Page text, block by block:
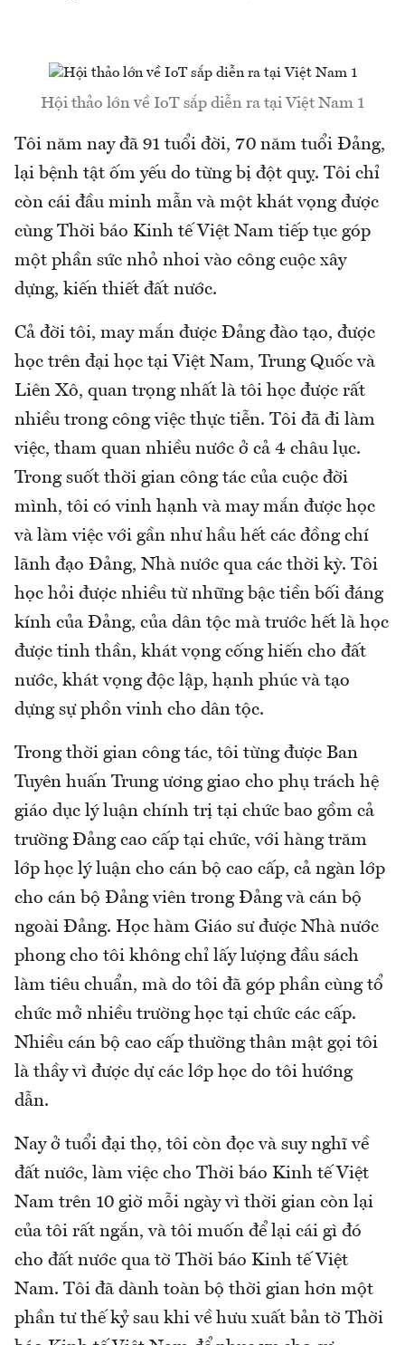
Hội thảo lớn về IoT sắp diễn ra tại Việt Nam 1
Tôi năm nay đã 91 tuổi đời, 70 năm tuổi Đảng,
lại bệnh tật ốm yếu do từng bị đột quỵ. Tôi chỉ
còn cái đầu minh mẫn và một khát vọng được
cùng Thời báo Kinh tế Việt Nam tiếp tục góp
một phần sức nhỏ nhoi vào công cuộc xây
dựng, kiến thiết đất nước.
Cả đời tôi, may mắn được Đảng đào tạo, được
học trên đại học tại Việt Nam, Trung Quốc và
Liên Xô, quan trọng nhất là tôi học được rất
nhiều trong công việc thực tiễn. Tôi đã đi làm
việc, tham quan nhiều nước ở cả 4 châu lục.
Trong suốt thời gian công tác của cuộc đời
mình, tôi có vinh hạnh và may mắn được học
và làm việc với gần như hầu hết các đồng chí
lãnh đạo Đảng, Nhà nước qua các thời kỳ. Tôi
học hỏi được nhiều từ những bậc tiền bối đáng
kính của Đảng, của dân tộc mà trước hết là học
được tinh thần, khát vọng cống hiến cho đất
nước, khát vọng độc lập, hạnh phúc và tạo
dựng sự phồn vinh cho dân tộc.
Trong thời gian công tác, tôi từng được Ban
Tuyên huấn Trung ương giao cho phụ trách hệ
giáo dục lý luận chính trị tại chức bao gồm cả
trường Đảng cao cấp tại chức, với hàng trăm
lớp học lý luận cho cán bộ cao cấp, cả ngàn lớp
cho cán bộ Đảng viên trong Đảng và cán bộ
ngoài Đảng. Học hàm Giáo sư được Nhà nước
phong cho tôi không chỉ lấy lượng đầu sách
làm tiêu chuẩn, mà do tôi đã góp phần cùng tổ
chức mở nhiều trường học tại chức các cấp.
Nhiều cán bộ cao cấp thường thân mật gọi tôi
là thầy vì được dự các lớp học do tôi hướng
dẫn.
Nay ở tuổi đại thọ, tôi còn đọc và suy nghĩ về
đất nước, làm việc cho Thời báo Kinh tế Việt
Nam trên 10 giờ mỗi ngày vì thời gian còn lại
của tôi rất ngắn, và tôi muốn để lại cái gì đó
cho đất nước qua tờ Thời báo Kinh tế Việt
Nam. Tôi đã dành toàn bộ thời gian hơn một
phần tư thế kỷ sau khi về hưu xuất bản tờ Thời